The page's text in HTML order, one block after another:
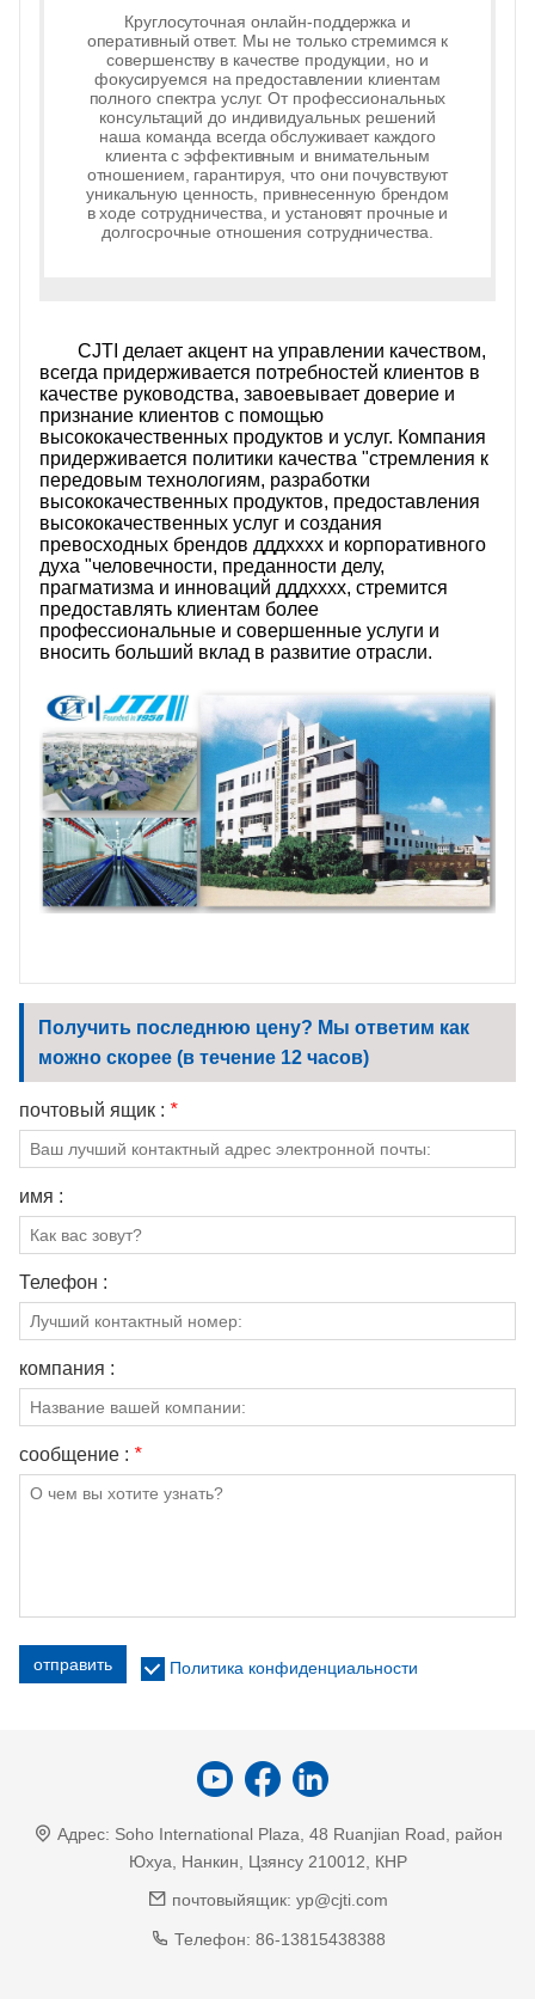
Круглосуточная онлайн-поддержка и
оперативный ответ. Мы не только стремимся к
совершенству в качестве продукции, но и
фокусируемся на предоставлении клиентам
полного спектра услуг. От профессиональных
консультаций до индивидуальных решений
наша команда всегда обслуживает каждого
клиента с эффективным и внимательным
отношением, гарантируя, что они почувствуют
уникальную ценность, привнесенную брендом
в ходе сотрудничества, и установят прочные и
долгосрочные отношения сотрудничества.
CJTI делает акцент на управлении качеством,
всегда придерживается потребностей клиентов в
качестве руководства, завоевывает доверие и
признание клиентов с помощью
высококачественных продуктов и услуг. Компания
придерживается политики качества "стремления к
передовым технологиям, разработки
высококачественных продуктов, предоставления
высококачественных услуг и создания
превосходных брендов дддхххх и корпоративного
духа "человечности, преданности делу,
прагматизма и инноваций дддхххх, стремится
предоставлять клиентам более
профессиональные и совершенные услуги и
вносить больший вклад в развитие отрасли.
Получить последнюю цену? Мы ответим как
можно скорее (в течение 12 часов)
почтовый ящик : *
имя :
Телефон :
компания :
сообщение : *
отправить Политика конфиденциальности
Адрес: Soho International Plaza, 48 Ruanjian Road, район
Юхуа, Нанкин, Цзянсу 210012, КНР
почтовыйящик: yp@cjti.com
Телефон: 86-13815438388